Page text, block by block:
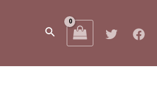
חיפוש